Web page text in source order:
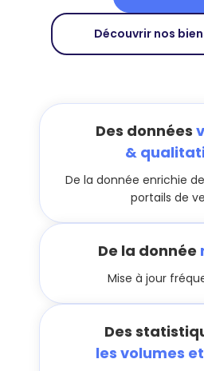
Découvrir nos
Des données
&
De la donnée enrichie
portails de
De la donnée
Mise à jour
Des
les volumes